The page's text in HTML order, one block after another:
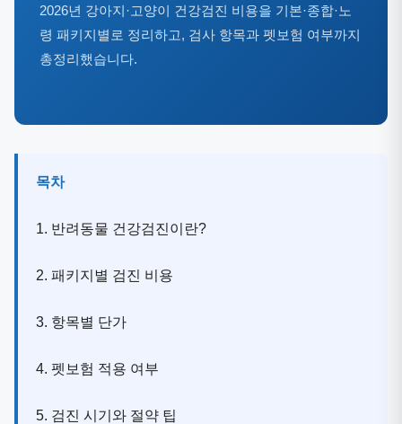
2026년 강아지·고양이 건강검진 비용을 기본·종합·노
령 패키지별로 정리하고, 검사 항목과 펫보험 여부까지
총정리했습니다.
목차
1. 반려동물 건강검진이란?
2. 패키지별 검진 비용
3. 항목별 단가
4. 펫보험 적용 여부
5. 검진 시기와 절약 팁